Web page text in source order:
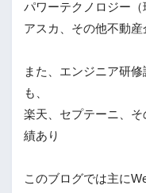
パワーテクノロジー
アスカ、その他不動産
また、エンジニア研
も、
楽天、セプテーニ、
績あり
このブログでは主に